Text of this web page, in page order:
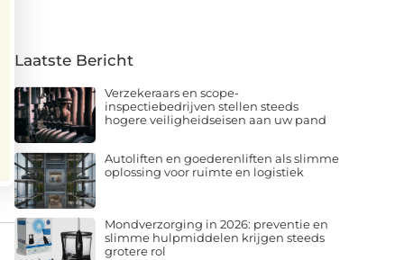
Laatste Bericht
Verzekeraars en scope-
inspectiebedrijven stellen steeds
hogere veiligheidseisen aan uw pand
Autoliften en goederenliften als slimme
oplossing voor ruimte en logistiek
Mondverzorging in 2026: preventie en
slimme hulpmiddelen krijgen steeds
grotere rol